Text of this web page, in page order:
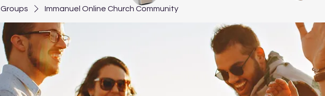
Groups Immanuel Online Church Community